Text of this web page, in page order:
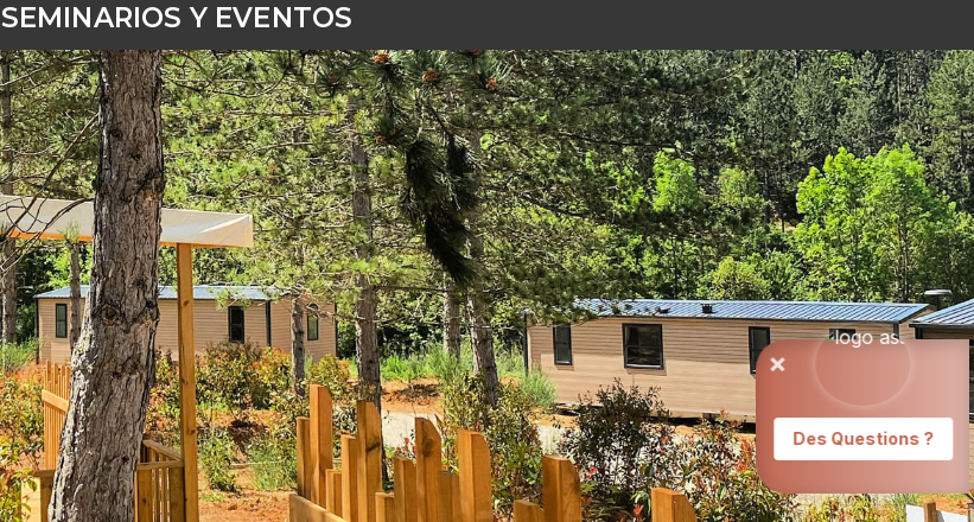
SEMINARIOS Y EVENTOS